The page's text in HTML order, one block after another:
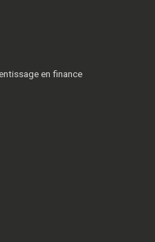
en finance